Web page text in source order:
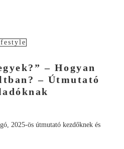
– Hogyan
– Útmutató
2025-ös útmutató kezdőknek és